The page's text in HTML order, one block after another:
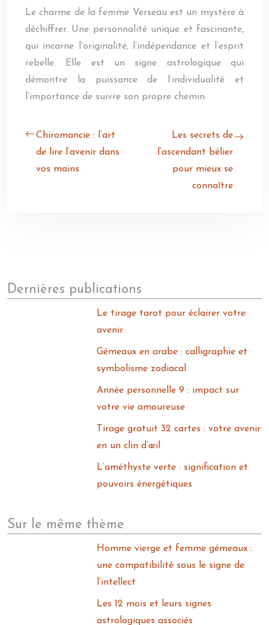
Le charme de la femme Verseau est un mystère à
déchiffrer. Une personnalité unique et fascinante,
qui incarne l’originalité, l’indépendance et l’esprit
rebelle. Elle est un signe astrologique qui
démontre la puissance de l’individualité et
l’importance de suivre son propre chemin.
Chiromancie : l’art
de lire l’avenir dans
vos mains
Les secrets de
l’ascendant bélier
pour mieux se
connaître
Dernières publications
Le tirage tarot pour éclairer votre
avenir
Gémeaux en arabe : calligraphie et
symbolisme zodiacal
Année personnelle 9 : impact sur
votre vie amoureuse
Tirage gratuit 32 cartes : votre avenir
en un clin d’œil
L’améthyste verte : signification et
pouvoirs énergétiques
Sur le même thème
Homme vierge et femme gémeaux :
une compatibilité sous le signe de
l’intellect
Les 12 mois et leurs signes
astrologiques associés